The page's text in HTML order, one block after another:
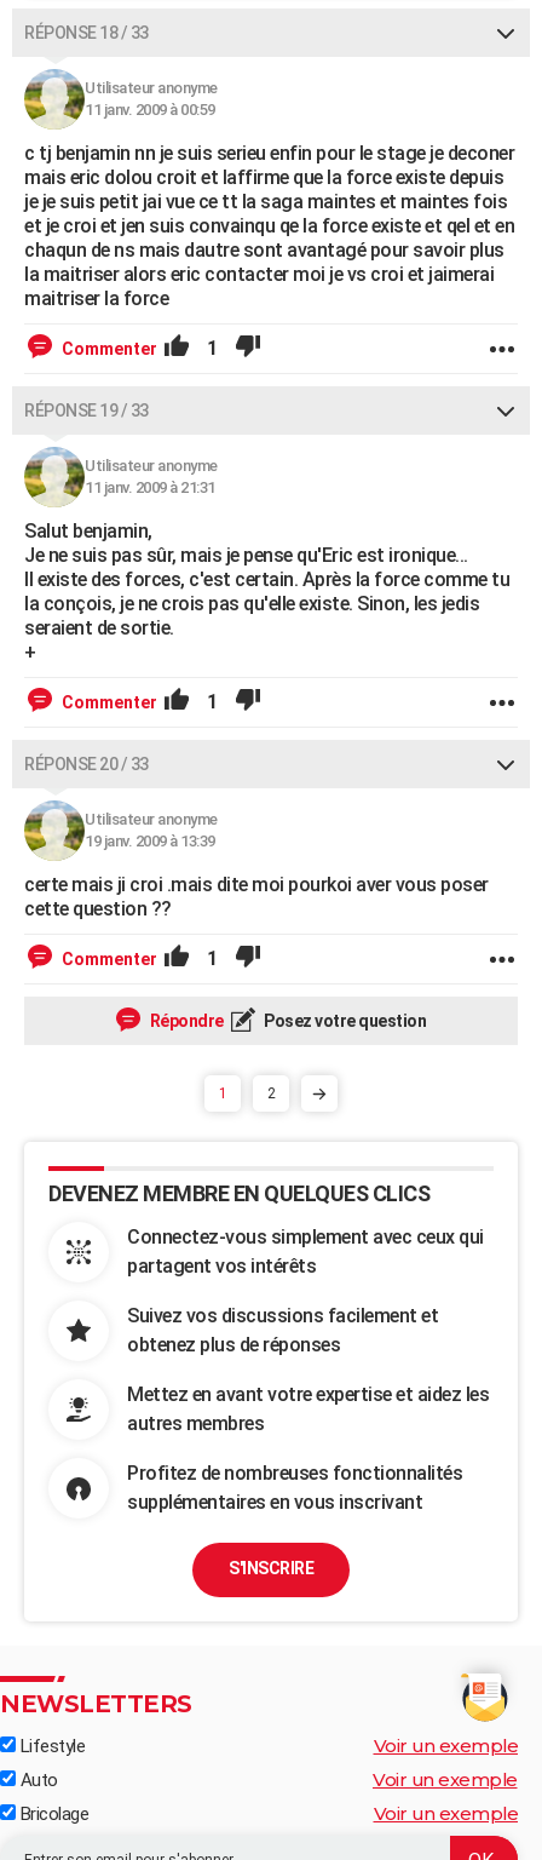
RÉPONSE 18 / 33
Utilisateur anonyme
11 janv. 2009 à 00:59
c tj benjamin nn je suis serieu enfin pour le stage je deconer
mais eric dolou croit et laffirme que la force existe depuis
je je suis petit jai vue ce tt la saga maintes et maintes fois
et je croi et jen suis convainqu qe la force existe et qel et en
chaqun de ns mais dautre sont avantagé pour savoir plus
la maitriser alors eric contacter moi je vs croi et jaimerai
maitriser la force
Commenter 1
RÉPONSE 19 / 33
Utilisateur anonyme
11 janv. 2009 à 21:31
Salut benjamin,
Je ne suis pas sûr, mais je pense qu'Eric est ironique...
Il existe des forces, c'est certain. Après la force comme tu
la conçois, je ne crois pas qu'elle existe. Sinon, les jedis
seraient de sortie.
+
Commenter 1
RÉPONSE 20 / 33
Utilisateur anonyme
19 janv. 2009 à 13:39
certe mais ji croi .mais dite moi pourkoi aver vous poser
cette question ??
Commenter 1
Répondre Posez votre question
1 2
DEVENEZ MEMBRE EN QUELQUES CLICS
Connectez-vous simplement avec ceux qui
partagent vos intérêts
Suivez vos discussions facilement et
obtenez plus de réponses
Mettez en avant votre expertise et aidez les
autres membres
Profitez de nombreuses fonctionnalités
supplémentaires en vous inscrivant
S'INSCRIRE
NEWSLETTERS
Lifestyle Voir un exemple
Auto Voir un exemple
Bricolage Voir un exemple